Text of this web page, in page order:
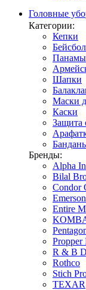
Головные
Категории:
Кепки
Панамы
Шапки
Маски
Каски
Защита
Бренды:
Alpha
Bilal
Condor
Entire M
Propper
R & B
Rothco
Stich
TEXAR